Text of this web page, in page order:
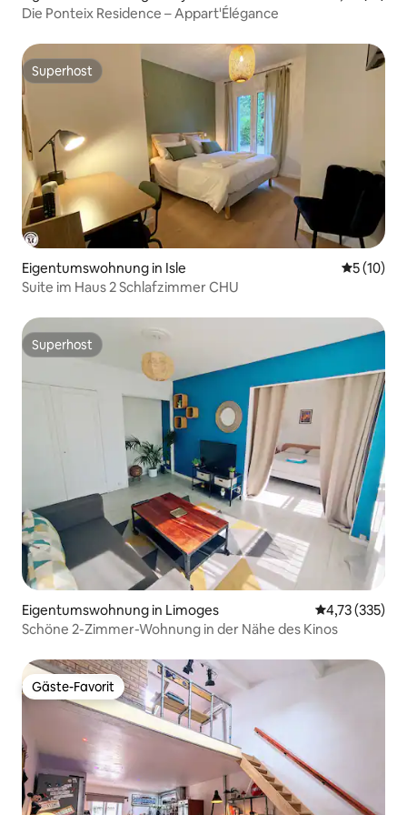
Die Ponteix Residence – Appart'Élégance
Superhost
Superhost
Eigentumswohnung in Isle
5 (10)
Suite im Haus 2 Schlafzimmer CHU
Superhost
Superhost
Eigentumswohnung in Limoges
4,73 (335)
Schöne 2-Zimmer-Wohnung in der Nähe des Kinos
Gäste-Favorit
Gäste-Favorit